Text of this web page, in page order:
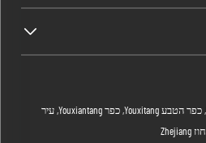
Office add : מספר 23, דרך Huanglong, כפר הטבע Youxitang, כפר Youxiantang, עיר